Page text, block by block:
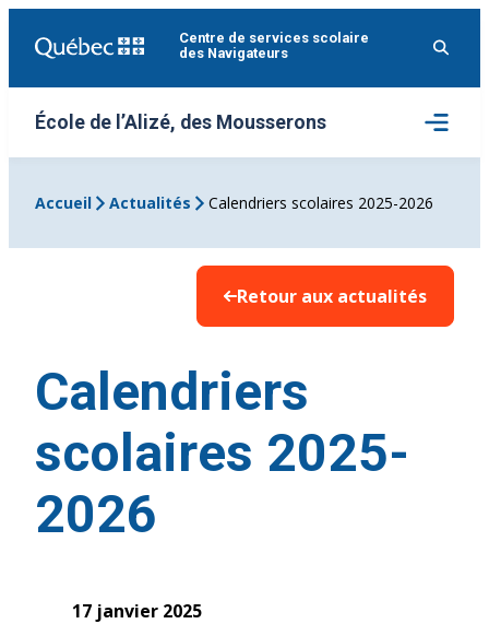
Centre de services scolaire
des Navigateurs
École de l’Alizé, des Mousserons
Ouvrir
le
menu
Accueil
Actualités Calendriers scolaires 2025-2026
Retour aux actualités
Calendriers
scolaires 2025-
2026
17 janvier 2025